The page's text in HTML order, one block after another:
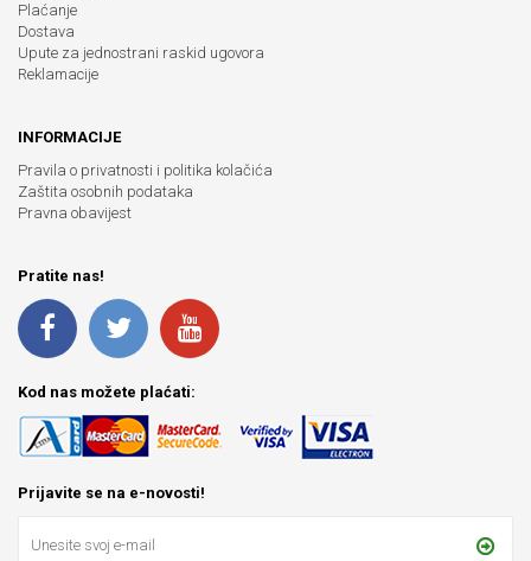
Plaćanje
Dostava
Upute za jednostrani raskid ugovora
Reklamacije
INFORMACIJE
Pravila o privatnosti i politika kolačića
Zaštita osobnih podataka
Pravna obavijest
Pratite nas!
Kod nas možete plaćati:
Prijavite se na e-novosti!